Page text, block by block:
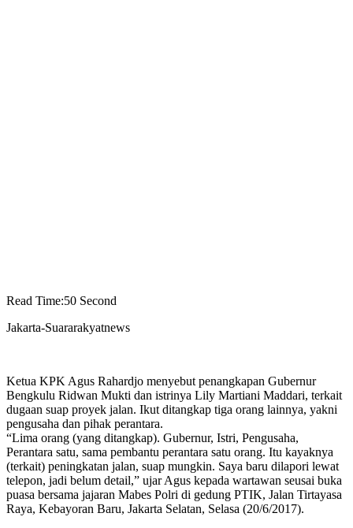
Read Time:50 Second
​Jakarta-Suararakyatnews
Ketua KPK Agus Rahardjo menyebut penangkapan Gubernur
Bengkulu Ridwan Mukti dan istrinya Lily Martiani Maddari, terkait
dugaan suap proyek jalan. Ikut ditangkap tiga orang lainnya, yakni
pengusaha dan pihak perantara.
“Lima orang (yang ditangkap). Gubernur, Istri, Pengusaha,
Perantara satu, sama pembantu perantara satu orang. Itu kayaknya
(terkait) peningkatan jalan, suap mungkin. Saya baru dilapori lewat
telepon, jadi belum detail,” ujar Agus kepada wartawan seusai buka
puasa bersama jajaran Mabes Polri di gedung PTIK, Jalan Tirtayasa
Raya, Kebayoran Baru, Jakarta Selatan, Selasa (20/6/2017).